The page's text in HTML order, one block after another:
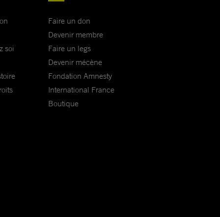
soi
Faire un don
Devenir membre
Faire un legs
Devenir mécène
Fondation Amnesty
International France
Boutique